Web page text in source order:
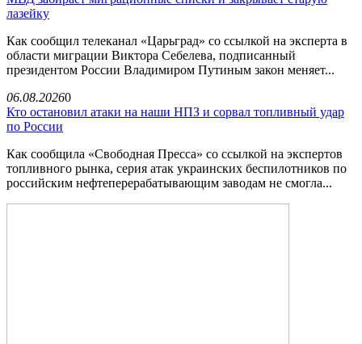
лазейку
Как сообщил телеканал «Царьград» со ссылкой на эксперта в
области миграции Виктора Себелева, подписанный
президентом России Владимиром Путиным закон меняет...
06.08.20260
Кто остановил атаки на наши НПЗ и сорвал топливный удар
по России
Как сообщила «Свободная Пресса» со ссылкой на экспертов
топливного рынка, серия атак украинских беспилотников по
российским нефтеперерабатывающим заводам не смогла...